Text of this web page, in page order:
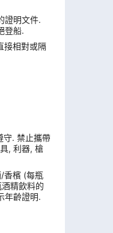
證明文件.
登船.
接相對或隔
守. 禁止攜帶
, 利器, 槍
香檳 (每瓶
精飲料的
年齡證明.